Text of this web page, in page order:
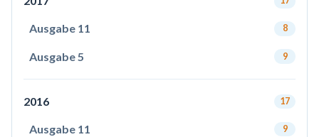
Ausgabe 11 8
Ausgabe 5 9
2016 17
Ausgabe 11 9